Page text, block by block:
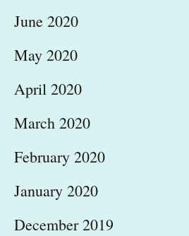
June 2020
May 2020
April 2020
March 2020
February 2020
January 2020
December 2019